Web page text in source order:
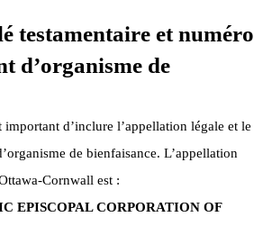
testamentaire et numéro
d’organisme de
d’inclure l’appellation légale et le
de bienfaisance. L’appellation
Cornwall est :
EPISCOPAL CORPORATION OF